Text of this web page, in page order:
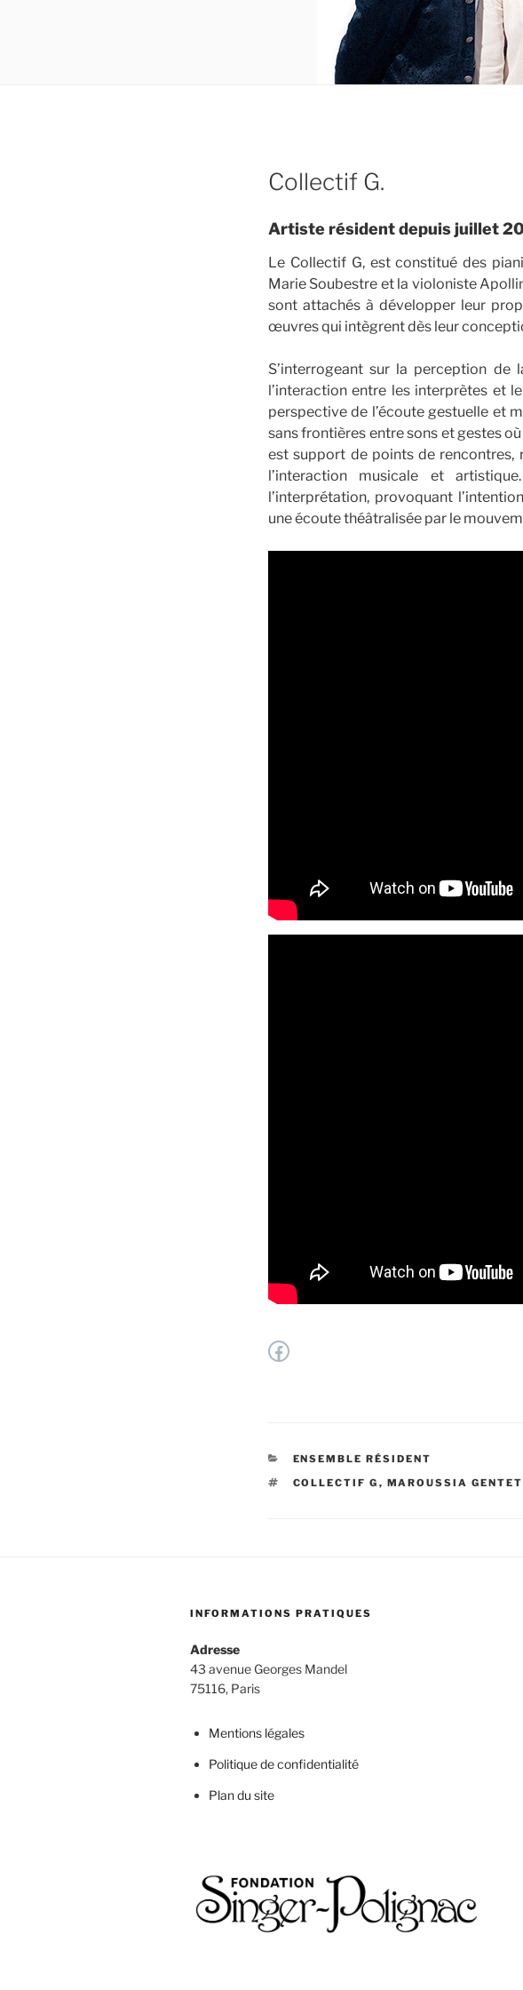
Collectif G.
Artiste résident depuis juillet
Le Collectif G, est constitué des
Marie Soubestre et la violoniste
sont attachés à développer leur
œuvres qui intègrent dès leur
S’interrogeant sur la perception
l’interaction entre les interprètes et
perspective de l’écoute gestuelle et
sans frontières entre sons et gestes
est support de points de rencontres,
l’interaction musicale et
l’interprétation, provoquant
une écoute théâtralisée par le
Facebook
CATÉGORIES
ENSEMBLE RÉSIDENT
ÉTIQUETTES
COLLECTIF G , MAROUSSIA GENTET
INFORMATIONS PRATIQUES
Adresse
43 avenue Georges Mandel
75116, Paris
Mentions légales
Politique de confidentialité
Plan du site